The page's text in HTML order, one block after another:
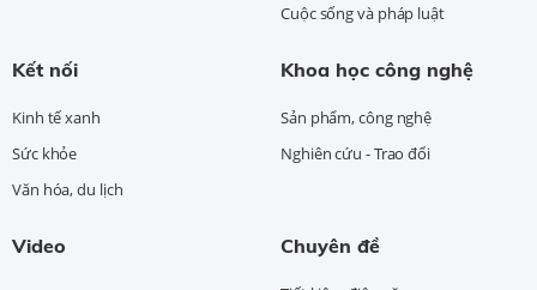
Cuộc sống và pháp luật
Kết nối
Kinh tế xanh
Sức khỏe
Văn hóa, du lịch
Khoa học công nghệ
Sản phẩm, công nghệ
Nghiên cứu - Trao đổi
Video Chuyên đề